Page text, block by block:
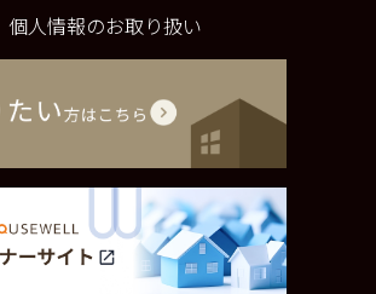
個人情報のお取り扱い